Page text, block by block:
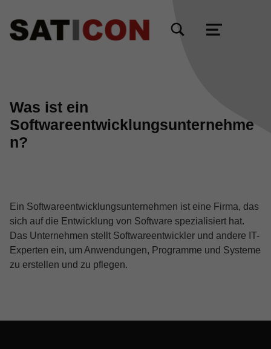
TOGGLE SEARCH FORM MODAL BOX
MENU
Was ist ein
Softwareentwicklungsunternehme
n?
Ein Softwareentwicklungsunternehmen ist eine Firma, das
sich auf die Entwicklung von Software spezialisiert hat.
Das Unternehmen stellt Softwareentwickler und andere IT-
Experten ein, um Anwendungen, Programme und Systeme
zu erstellen und zu pflegen.